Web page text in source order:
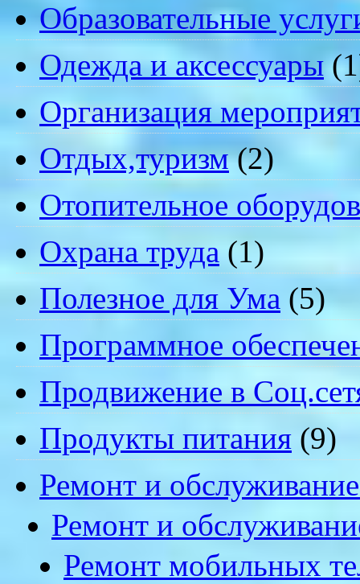
Образовательные
Одежда и аксессуары
Организация
Отдых,туризм(2)
Отопительное
Охрана труда (1)
Полезное для Ума (5)
Программное
Продвижение в
Продукты питания (9)
Ремонт и
Ремонт и
Ремонт мобильных